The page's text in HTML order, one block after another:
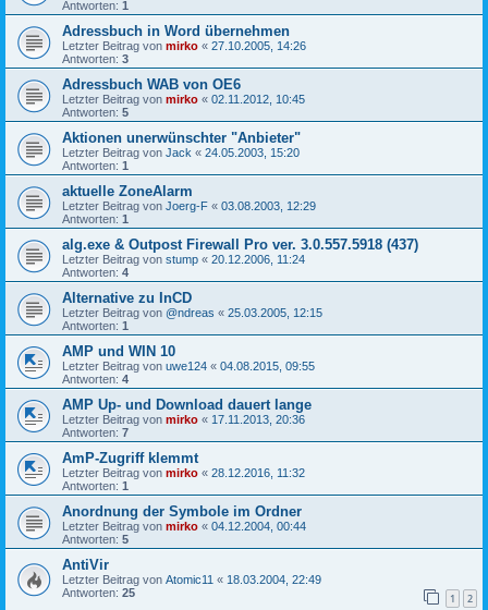
Antworten: 1
Adressbuch in Word übernehmen
Letzter Beitrag von mirko « 27.10.2005, 14:26
Antworten: 3
Adressbuch WAB von OE6
Letzter Beitrag von mirko « 02.11.2012, 10:45
Antworten: 5
Aktionen unerwünschter "Anbieter"
Letzter Beitrag von Jack « 24.05.2003, 15:20
Antworten: 1
aktuelle ZoneAlarm
Letzter Beitrag von Joerg-F « 03.08.2003, 12:29
Antworten: 1
alg.exe & Outpost Firewall Pro ver. 3.0.557.5918 (437)
Letzter Beitrag von stump « 20.12.2006, 11:24
Antworten: 4
Alternative zu InCD
Letzter Beitrag von @ndreas « 25.03.2005, 12:15
Antworten: 1
AMP und WIN 10
Letzter Beitrag von uwe124 « 04.08.2015, 09:55
Antworten: 4
AMP Up- und Download dauert lange
Letzter Beitrag von mirko « 17.11.2013, 20:36
Antworten: 7
AmP-Zugriff klemmt
Letzter Beitrag von mirko « 28.12.2016, 11:32
Antworten: 1
Anordnung der Symbole im Ordner
Letzter Beitrag von mirko « 04.12.2004, 00:44
Antworten: 5
AntiVir
Letzter Beitrag von Atomic11 « 18.03.2004, 22:49
Antworten: 25 1 2